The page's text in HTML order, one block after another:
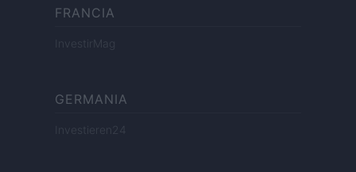
FRANCIA
InvestirMag
GERMANIA
Investieren24